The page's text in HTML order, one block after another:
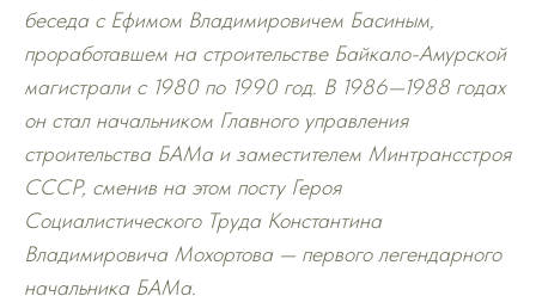
беседа с Ефимом Владимировичем Басиным,
проработавшем на строительстве Байкало-Амурской
магистрали с 1980 по 1990 год. В 1986—1988 годах
он стал начальником Главного управления
строительства БАМа и заместителем Минтрансстроя
СССР, сменив на этом посту Героя
Социалистического Труда Константина
Владимировича Мохортова — первого легендарного
начальника БАМа.